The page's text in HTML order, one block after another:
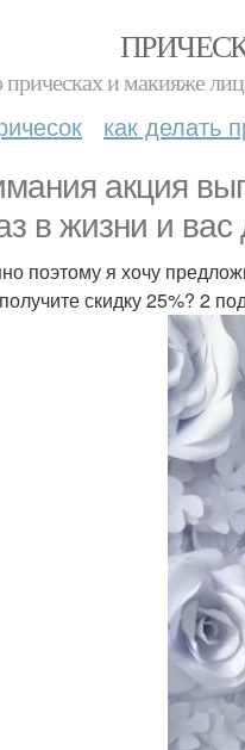
и макияже
как делать
акция
в жизни и
поэтому я хочу
скидку 25%? 2